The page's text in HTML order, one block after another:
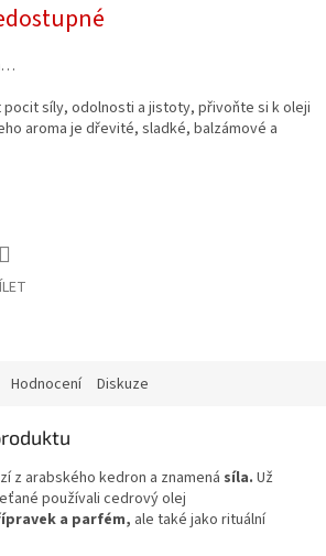
síly, odolnosti a jistoty, přivoňte si k oleji
aroma je dřevité, sladké, balzámové a
Hodnocení Diskuze
z arabského kedron a znamená síla. Už
používali cedrový olej
a parfém, ale také jako rituální